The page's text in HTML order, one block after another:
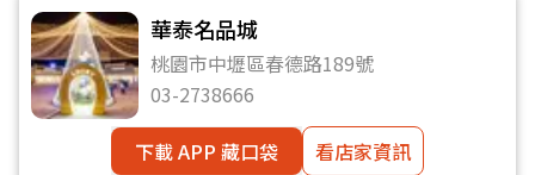
華泰名品城
桃園市中壢區春德路189號
03-2738666
下載 APP 藏口袋
看店家資訊